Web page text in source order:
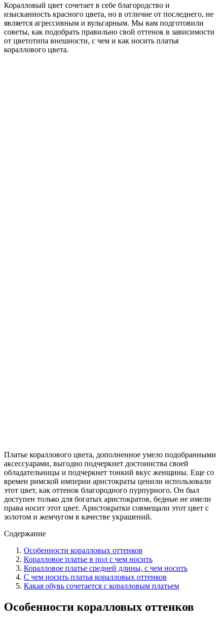
Коралловый цвет сочетает в себе благородство и
изысканность красного цвета, но в отличие от последнего, не
является агрессивным и вульгарным. Мы вам подготовили
советы, как подобрать правильно свой оттенок в зависимости
от цветотипа внешности, с чем и как носить платья
кораллового цвета.
Платье кораллового цвета, дополненное умело подобранными
аксессуарами, выгодно подчеркнет достоинства своей
обладательницы и подчеркнет тонкий вкус женщины. Еще со
времен римской империи аристократы ценили использовали
этот цвет, как оттенок благородного пурпурного. Он был
доступен только для богатых аристократов, бедные не имели
права носит этот цвет. Аристократки совмещали этот цвет с
золотом и жемчугом в качестве украшений.
Содержание
Особенности коралловых оттенков
Коралловое платье в пол с чем носить
Коралловое платье средней длины, с чем носить
С чем носить платья коралловых оттенков
Какая обувь сочетается с коралловым платьем
Особенности коралловых оттенков